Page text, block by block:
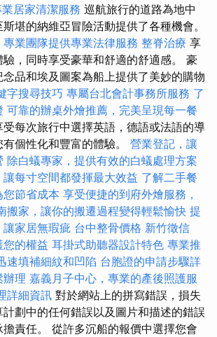
居家清潔服務 巡航旅行的道路為地中
堪的納維亞冒險活動提供了各種機會。
業團隊提供專業法律服務 整脊治療 享
，同時享受豪華和舒適的舒適感。 豪
品和埃及圖案為船上提供了美妙的購物
字搜尋技巧 專屬台北會計事務所服務 了
可靠的辦桌外燴推薦，完美呈現每一餐
每次旅行中選擇英語，德語或法語的導
個性化和豐富的體驗。 營業登記，讓
除白蟻專家，提供有效的白蟻處理方案
每寸空間都發揮最大效益 了解二手餐
節省成本 享受便捷的到府外燴服務，
搬家，讓你的搬遷過程變得輕鬆愉快 提
家居無瑕疵 台中整骨價格 新竹徵信
的權益 耳掛式助聽器設計特色 專業推
速填補細紋和凹陷 台胞證的申請步驟詳
辦理 嘉義月子中心，專業的產後照護服
詳細資訊 對於網站上的拼寫錯誤，損失
劃中的任何錯誤以及圖片和描述的錯誤
責任。 從許多沉船的報價中選擇您會